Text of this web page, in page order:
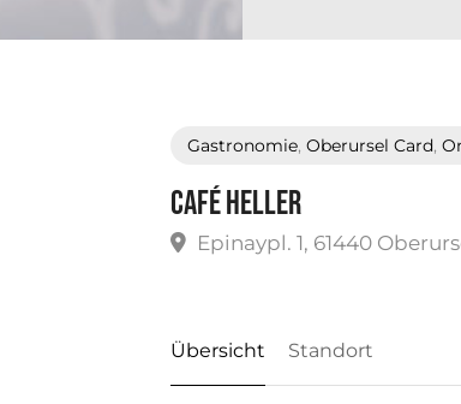
Gastronomie, Oberursel Card,
Café Heller
Epinaypl. 1, 61440
Übersicht Standort